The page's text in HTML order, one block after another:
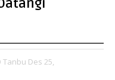
Tanbu Des 25,